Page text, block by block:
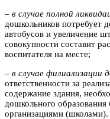
– в случае полной
дошкольников потребует
автобусов и увеличение
совокупности составит
воспитателя на месте;
– в случае филиализации
ответственности за
содержание здания,
дошкольного
организациями (школами).